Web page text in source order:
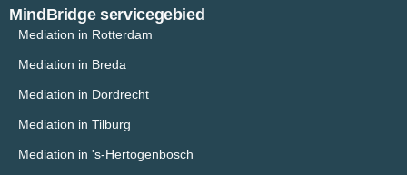
MindBridge servicegebied
Mediation in Rotterdam
Mediation in Breda
Mediation in Dordrecht
Mediation in Tilburg
Mediation in 's-Hertogenbosch